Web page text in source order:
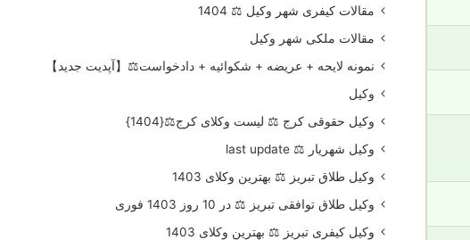
مقالات کیفری شهر وکیل ⚖️ 1404
مقالات ملکی شهر وکیل
نمونه لایحه + عریضه + شکوائیه + دادخواست⚖️【آپدیت جدید】
وکیل
وکیل حقوقی کرج ⚖️ لیست وکلای کرج⚖️{1404}
وکیل شهریار ⚖️ last update
وکیل طلاق تبریز ⚖️ بهترین وکلای 1403
وکیل طلاق توافقی تبریز ⚖️ در 10 روز 1403 فوری
وکیل کیفری تبریز ⚖️ بهترین وکلای 1403